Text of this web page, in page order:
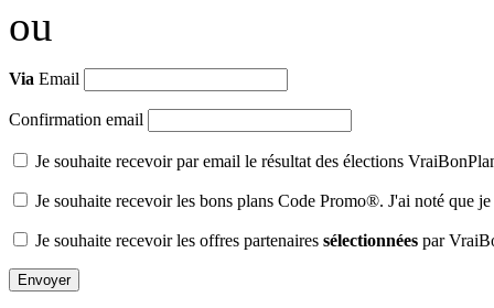
ou
Via Email
Confirmation email
Je souhaite recevoir par email le résultat des élections
Je souhaite recevoir les bons plans Code Promo®. J'ai noté que
Je souhaite recevoir les offres partenaires sélectionnées par